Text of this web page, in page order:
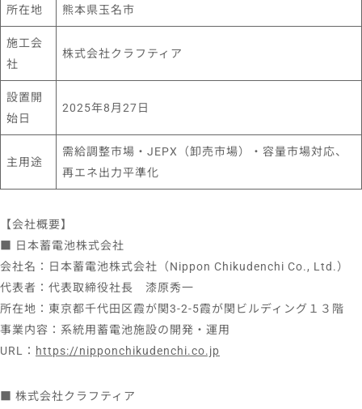
所在地 熊本県玉名市
施工会
社
株式会社クラフティア
設置開
始日
2025年8月27日
主用途
需給調整市場・JEPX（卸売市場）・容量市場対応、
再エネ出力平準化
【会社概要】
■ 日本蓄電池株式会社
会社名：日本蓄電池株式会社（Nippon Chikudenchi Co., Ltd.）
代表者：代表取締役社長 漆原秀一
所在地：東京都千代田区霞が関3-2-5霞が関ビルディング１３階
事業内容：系統用蓄電池施設の開発・運用
URL： https://nipponchikudenchi.co.jp
■ 株式会社クラフティア